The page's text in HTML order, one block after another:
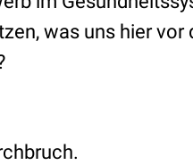
was uns hier